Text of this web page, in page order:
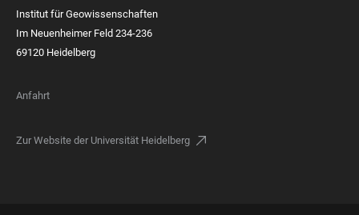
Institut für Geowissenschaften
Im Neuenheimer Feld 234-236
69120 Heidelberg
Anfahrt
Zur Website der Universität Heidelberg